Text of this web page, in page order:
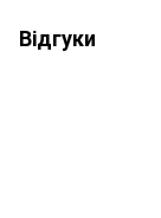
Відгуки